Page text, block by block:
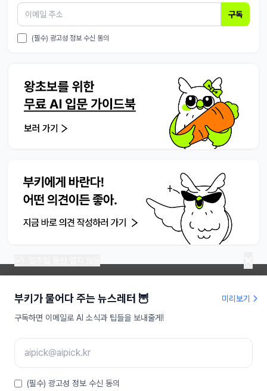
미리보기
부키가 물어다 주는 뉴스레터 🦉
구독하면 이메일로 AI 소식과 팁들을 보내줄게!
(필수) 광고성 정보 수신 동의
구독
(필수) 광고성 정보 수신 동의
라이프해킹주식회사 | 대표 송명진
사업자등록번호 : 479-81-01709
이메일 :aipick@aipick.kr
Copyright ⓒ 2025 AI픽 Inc. All rights reserved
소개 |고객센터|제작자 |후원 광고 상품